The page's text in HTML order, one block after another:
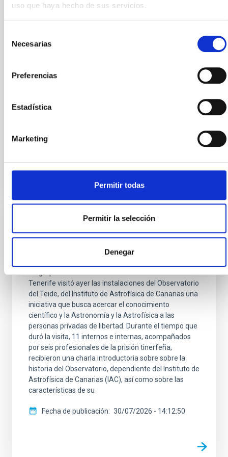
uso que haya hecho de sus servicios.
Necesarias
Preferencias
Estadística
Marketing
Permitir todas
Permitir la selección
Denegar
del Vigo Quantum Communication Center, reunió al
comunicaciones cuánticas y la distribución cuántica
de claves. El Instituto de Astrofísica de Canarias (IAC)
especializado en comunicaciones cuánticas,
proyecto CELESTE. La formación, impartida por la
Penitenciario de Tenerife conoce in situ la
labor del Observatorio del Teide
Tenerife visitó ayer las instalaciones del Observatorio
del Teide, del Instituto de Astrofísica de Canarias una
iniciativa que busca acercar el conocimiento
científico y la Astronomía y la Astrofísica a las
personas privadas de libertad. Durante el tiempo que
duró la visita, 11 internos e internas, acompañados
por seis profesionales de la prisión tinerfeña,
recibieron una charla introductoria sobre sobre la
historia del Observatorio, dependiente del Instituto de
Astrofísica de Canarias (IAC), así como sobre las
características de su
Fecha de publicación 30/07/2026 - 14:12:50